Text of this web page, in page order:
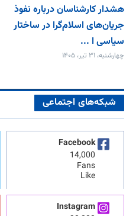
هشدار کارشناسان درباره نفوذ
جریان‌های اسلام‌گرا در ساختار
سیاسی ا ...
چهارشنبه، ۳۱ تیر، ۱۴۰۵
شبکه‌های اجتماعی
Facebook
14,000
Fans
Like
Instagram